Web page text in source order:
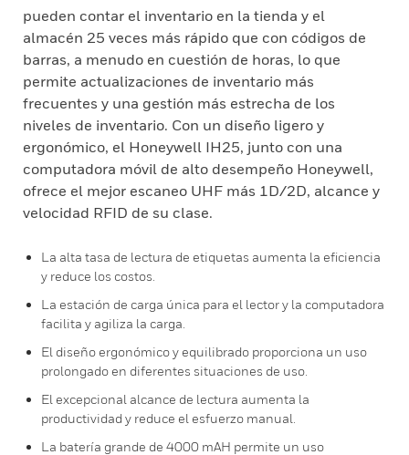
pueden contar el inventario en la tienda y el
almacén 25 veces más rápido que con códigos de
barras, a menudo en cuestión de horas, lo que
permite actualizaciones de inventario más
frecuentes y una gestión más estrecha de los
niveles de inventario. Con un diseño ligero y
ergonómico, el Honeywell IH25, junto con una
computadora móvil de alto desempeño Honeywell,
ofrece el mejor escaneo UHF más 1D/2D, alcance y
velocidad RFID de su clase.
La alta tasa de lectura de etiquetas aumenta la eficiencia
y reduce los costos.
La estación de carga única para el lector y la computadora
facilita y agiliza la carga.
El diseño ergonómico y equilibrado proporciona un uso
prolongado en diferentes situaciones de uso.
El excepcional alcance de lectura aumenta la
productividad y reduce el esfuerzo manual.
La batería grande de 4000 mAH permite un uso